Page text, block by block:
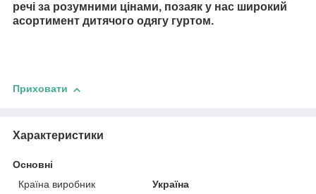
речі за розумними цінами, позаяк у нас широкий
асортимент дитячого одягу гуртом.
Приховати
Характеристики
Основні
Країна виробник
Україна